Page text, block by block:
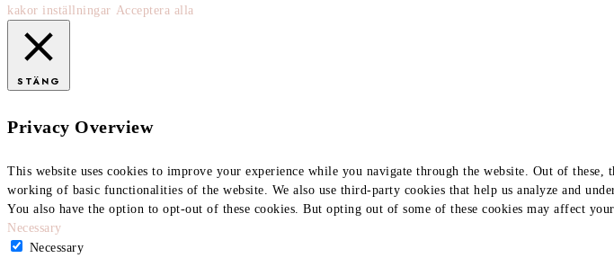
kakor inställningar Acceptera alla
STÄNG
Privacy Overview
This website uses cookies to improve your experience while you navigate through the website. Out of these,
working of basic functionalities of the website. We also use third-party cookies that help us analyze and
You also have the option to opt-out of these cookies. But opting out of some of these cookies may affect
Necessary
Necessary